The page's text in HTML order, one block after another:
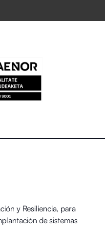
y Resiliencia, para
de sistemas